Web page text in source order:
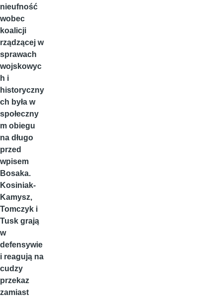
nieufność
wobec
koalicji
rządzącej w
sprawach
wojskowyc
h i
historyczny
ch była w
społeczny
m obiegu
na długo
przed
wpisem
Bosaka.
Kosiniak-
Kamysz,
Tomczyk i
Tusk grają
w
defensywie
i reagują na
cudzy
przekaz
zamiast